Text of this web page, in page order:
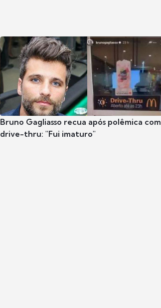
Bruno Gagliasso recua após polêmica com
drive-thru: "Fui imaturo"